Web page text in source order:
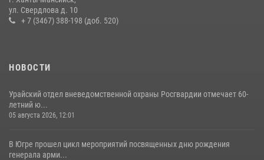
29 июля 2026, 09:54
ул. Свердлова д. 10
+ 7 (3467) 388-198 (доб. 520)
НОВОСТИ
Урайский отдел вневедомственной охраны Росгвардии отмечает 60-
летний ю...
05 августа 2026, 12:01
В Югре прошел цикл мероприятий посвященных дню рождения
генерала арми...